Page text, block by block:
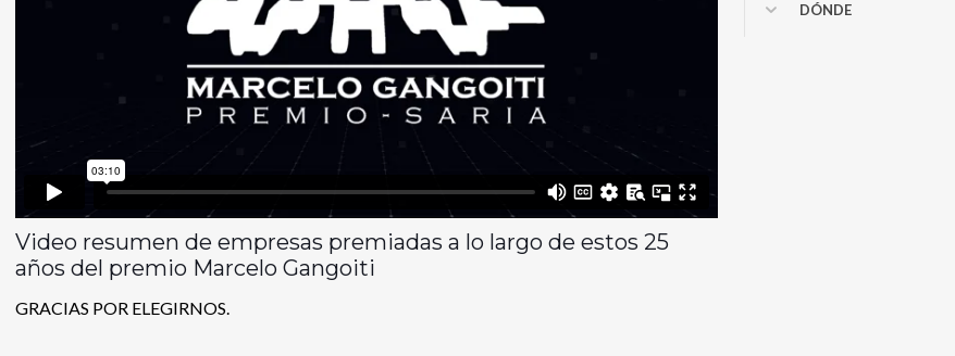
Video resumen de empresas premiadas a lo largo de estos 25
años del premio Marcelo Gangoiti
GRACIAS POR ELEGIRNOS.
DÓNDE